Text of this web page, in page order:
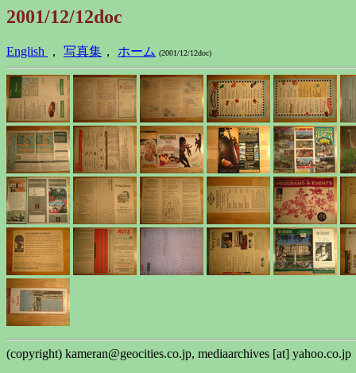
2001/12/12doc
English ， 写真集 ， ホーム (2001/12/12doc)
(copyright) kameran@geocities.co.jp, mediaarchives [at] yahoo.co.jp